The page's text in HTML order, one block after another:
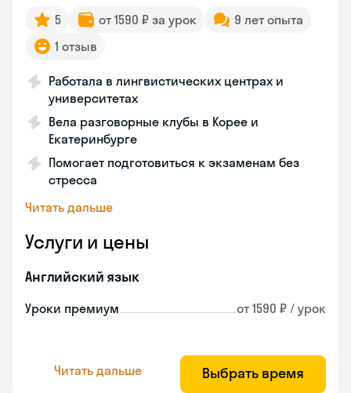
5 от 1590 ₽ за урок
9 лет опыта
1 отзыв
Работала в лингвистических центрах и
университетах
Вела разговорные клубы в Корее и
Екатеринбурге
Помогает подготовиться к экзаменам без
стресса
Читать дальше
Услуги и цены
Английский язык
Уроки премиум от 1590 ₽ / урок
Читать дальше Выбрать время